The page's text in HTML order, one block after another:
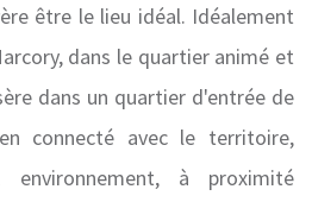
être le lieu idéal. Idéalement
dans le quartier animé et
dans un quartier d'entrée de
connecté avec le territoire,
environnement, à proximité